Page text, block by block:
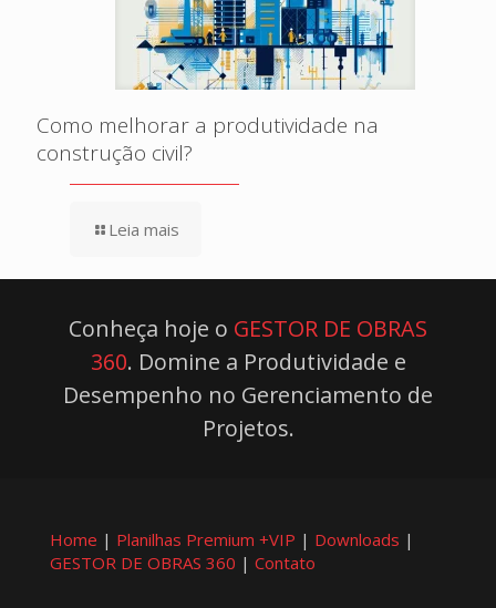
Como melhorar a produtividade na
construção civil?
Leia mais
Conheça hoje o GESTOR DE OBRAS
360. Domine a Produtividade e
Desempenho no Gerenciamento de
Projetos.
Home | Planilhas Premium +VIP | Downloads |
GESTOR DE OBRAS 360 | Contato